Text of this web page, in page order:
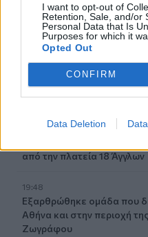
I want to opt-out of
Retention, Sale, and/or
Personal Data that Is
Purposes for which it
Opted Out
CONFIRM
Data Deletion
20:05
Καλύτερη η εικόνα της
Ρέθυμνο: Πέντε άτομα
Βρετανό
από την πλατεία 18 Άγγλων
19:48
Εξαρθρώθηκε ομάδα που
Αθήνα και στην περιοχή
Ζωγράφου